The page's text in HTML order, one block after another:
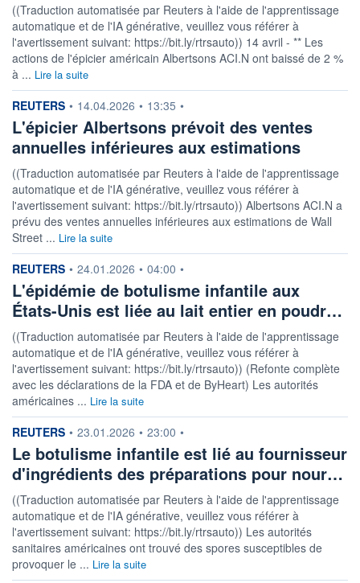
((Traduction automatisée par Reuters à l'aide de l'apprentissage
automatique et de l'IA générative, veuillez vous référer à
l'avertissement suivant: https://bit.ly/rtrsauto)) 14 avril - ** Les
actions de l'épicier américain Albertsons ACI.N ont baissé de 2 %
à ... Lire la suite
information fournie par
REUTERS • 14.04.2026 • 13:35 •
L'épicier Albertsons prévoit des ventes
annuelles inférieures aux estimations
((Traduction automatisée par Reuters à l'aide de l'apprentissage
automatique et de l'IA générative, veuillez vous référer à
l'avertissement suivant: https://bit.ly/rtrsauto)) Albertsons ACI.N a
prévu des ventes annuelles inférieures aux estimations de Wall
Street ... Lire la suite
information fournie par
REUTERS • 24.01.2026 • 04:00 •
L'épidémie de botulisme infantile aux
États-Unis est liée au lait entier en poudr…
((Traduction automatisée par Reuters à l'aide de l'apprentissage
automatique et de l'IA générative, veuillez vous référer à
l'avertissement suivant: https://bit.ly/rtrsauto)) (Refonte complète
avec les déclarations de la FDA et de ByHeart) Les autorités
américaines ... Lire la suite
information fournie par
REUTERS • 23.01.2026 • 23:00 •
Le botulisme infantile est lié au fournisseur
d'ingrédients des préparations pour nour…
((Traduction automatisée par Reuters à l'aide de l'apprentissage
automatique et de l'IA générative, veuillez vous référer à
l'avertissement suivant: https://bit.ly/rtrsauto)) Les autorités
sanitaires américaines ont trouvé des spores susceptibles de
provoquer le ... Lire la suite